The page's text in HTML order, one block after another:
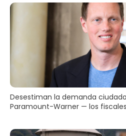
Desestiman la demanda
Paramount-Warner — los